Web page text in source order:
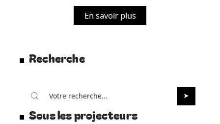
En savoir plus
Recherche
Sous les projecteurs